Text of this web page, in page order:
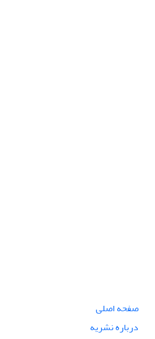
صفحه اصلی
درباره نشریه